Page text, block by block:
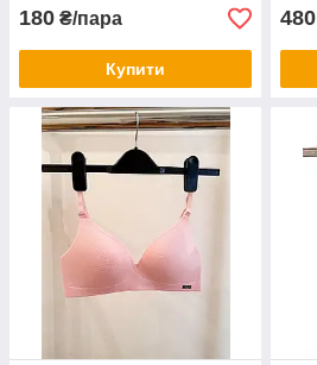
180 ₴/пара
Купити
480